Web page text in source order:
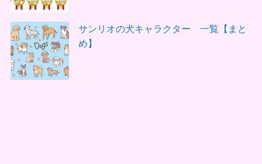
サンリオの犬キャラクター 一覧【まと
め】